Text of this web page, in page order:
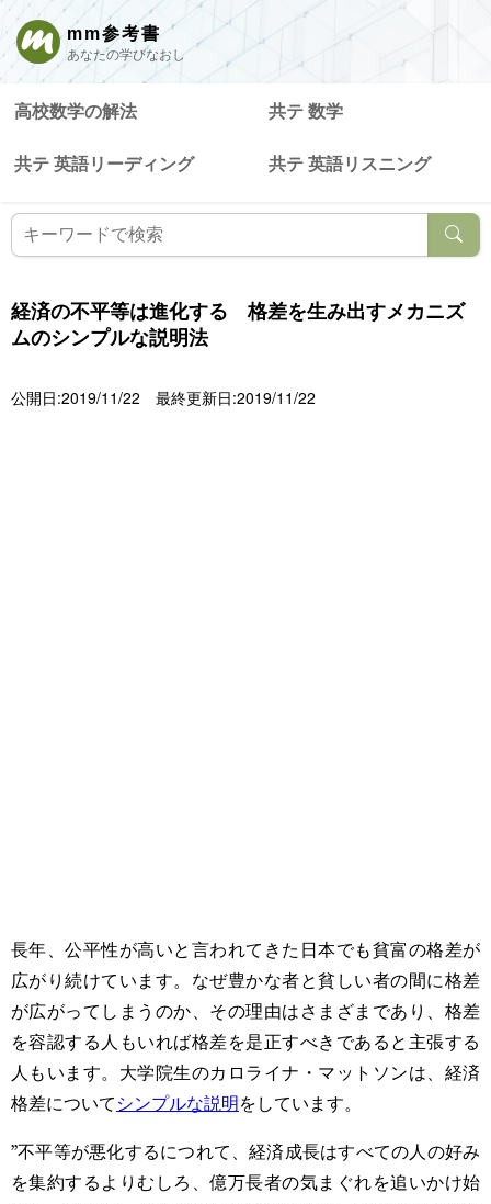
mm参考書
あなたの学びなおし
高校数学の解法 共テ 数学
共テ 英語リーディング 共テ 英語リスニング
経済の不平等は進化する 格差を生み出すメカニズ
ムのシンプルな説明法
公開日:2019/11/22 最終更新日:2019/11/22
長年、公平性が高いと言われてきた日本でも貧富の格差が
広がり続けています。なぜ豊かな者と貧しい者の間に格差
が広がってしまうのか、その理由はさまざまであり、格差
を容認する人もいれば格差を是正すべきであると主張する
人もいます。大学院生のカロライナ・マットソンは、経済
格差についてシンプルな説明をしています。
”不平等が悪化するにつれて、経済成長はすべての人の好み
を集約するよりむしろ、億万長者の気まぐれを追いかけ始